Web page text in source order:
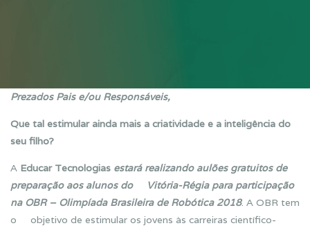
Prezados Pais e/ou Responsáveis,
Que tal estimular ainda mais a criatividade e a inteligência do
seu filho?
A Educar Tecnologias estará realizando aulões gratuitos de
preparação aos alunos do Vitória-Régia para participação
na OBR – Olimpíada Brasileira de Robótica 2018. A OBR tem
o objetivo de estimular os jovens às carreiras científico-